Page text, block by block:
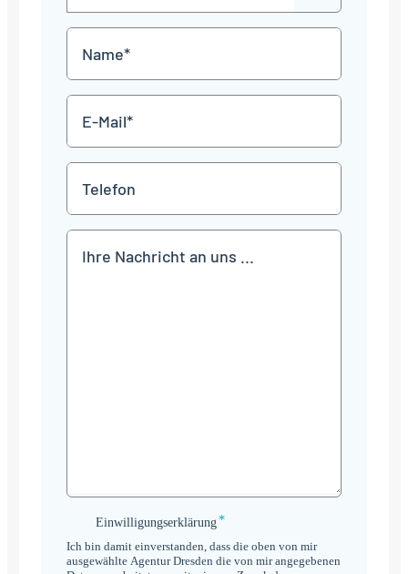
Punkt
MM
JJJJ
Mail
*
Einwilligungserklärung
Einwilligungserklärung*
Ich bin damit einverstanden, dass die oben von mir
ausgewählte Agentur Dresden die von mir angegebenen